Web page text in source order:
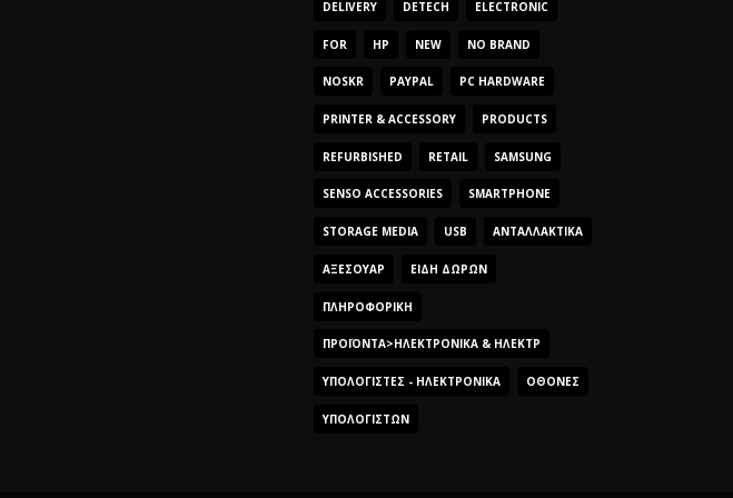
DELIVERY DETECH ELECTRONIC
FOR HP NEW NO BRAND
NOSKR PAYPAL PC HARDWARE
PRINTER & ACCESSORY PRODUCTS
REFURBISHED RETAIL SAMSUNG
SENSO ACCESSORIES SMARTPHONE
STORAGE MEDIA USB ΑΝΤΑΛΛΑΚΤΙΚΆ
ΑΞΕΣΟΥΆΡ ΕΊΔΗ ΔΏΡΩΝ
ΠΛΗΡΟΦΟΡΙΚΉ
ΠΡΟΪΌΝΤΑ>ΗΛΕΚΤΡΟΝΙΚΆ & ΗΛΕΚΤΡ
ΥΠΟΛΟΓΙΣΤΈΣ - ΗΛΕΚΤΡΟΝΙΚΆ ΟΘΌΝΕΣ
ΥΠΟΛΟΓΙΣΤΏΝ